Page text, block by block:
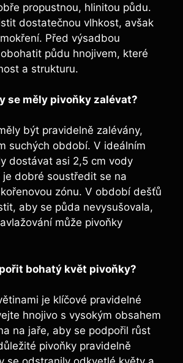
propustnou, hlinitou​ půdu.
dostatečnou vlhkost, avšak
Před výsadbou
půdu hnojivem, které
⁣a⁣ strukturu.
se měly pivoňky zalévat?
být pravidelně zalévány,
suchých období.⁣ V ideálním
dostávat asi 2,5 cm vody
dobré​ soustředit se na
zónu. V období dešťů
aby se půda nevysušovala,
může pivoňky
bohatý květ ‍pivoňky?
je klíčové pravidelné
hnojivo s vysokým⁢ obsahem
na jaře, aby se podpořil růst
⁢pivoňky pravidelně